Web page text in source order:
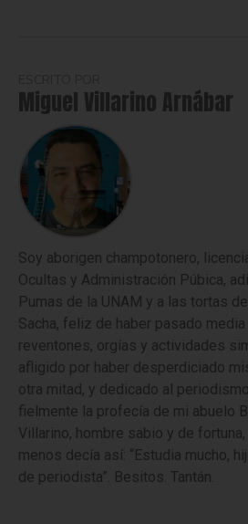
Miguel Villarino Arnábar
Soy aborigen champotonero,
Ocultas y Administración Púbica,
Pumas de la UNAM y a las tortas
Sacha, feliz de haber pasado media
reventones, orgías y actividades
afligido por haber desperdiciado
otra mitad, y dedicado al
fielmente la profecía de mi abuelo
Villarino, hombre sabio y de
menos decía así: “Estudia mucho,
de periodista”. Besitos. Tantán.